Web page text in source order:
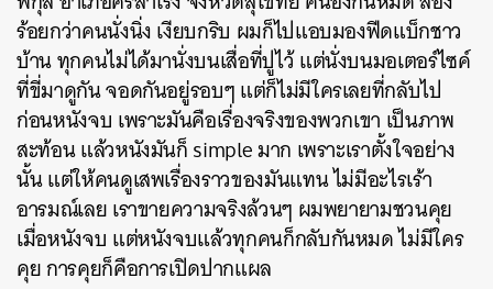
ร้อยกว่าคนนั่งนิ่ง เงียบกริบ ผมก็ไปแอบมองฟีดแบ็กชาว
บ้าน ทุกคนไม่ได้มานั่งบนเสื่อที่ปูไว้ แต่นั่งบนมอเตอร์ไซค์
ที่ขี่มาดูกัน จอดกันอยู่รอบๆ แต่ก็ไม่มีใครเลยที่กลับไป
ก่อนหนังจบ เพราะมันคือเรื่องจริงของพวกเขา เป็นภาพ
สะท้อน แล้วหนังมันก็ simple มาก เพราะเราตั้งใจอย่าง
นั้น แต่ให้คนดูเสพเรื่องราวของมันแทน ไม่มีอะไรเร้า
อารมณ์เลย เราขายความจริงล้วนๆ ผมพยายามชวนคุย
เมื่อหนังจบ แต่หนังจบแล้วทุกคนก็กลับกันหมด ไม่มีใคร
คุย การคุยก็คือการเปิดปากแผล